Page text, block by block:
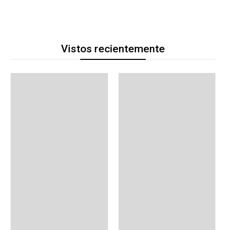
Vistos recientemente